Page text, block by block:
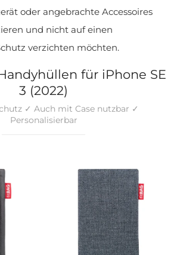
oder angebrachte Accessoires
und nicht auf einen
verzichten möchten.
für iPhone SE
3 (2022)
✓ Auch mit Case nutzbar ✓
Personalisierbar